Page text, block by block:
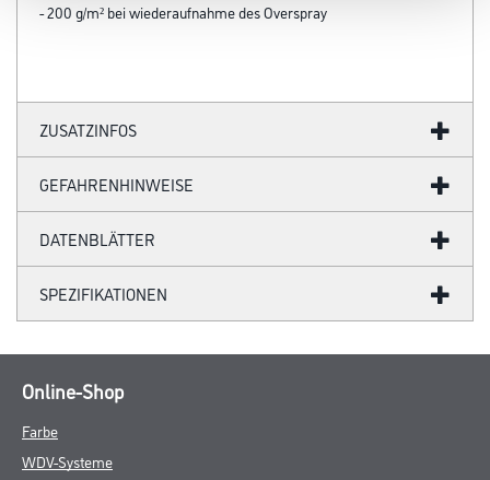
- 200 g/m² bei wiederaufnahme des Overspray
ZUSATZINFOS
GEFAHRENHINWEISE
DATENBLÄTTER
SPEZIFIKATIONEN
Online-Shop
Farbe
WDV-Systeme